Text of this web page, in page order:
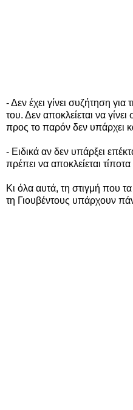
- Δεν έχει γίνει συζήτηση
του. Δεν αποκλείεται να
προς το παρόν δεν υπάρχει
- Ειδικά αν δεν υπάρξει
πρέπει να αποκλείεται
Κι όλα αυτά, τη στιγμή που
τη Γιουβέντους υπάρχουν